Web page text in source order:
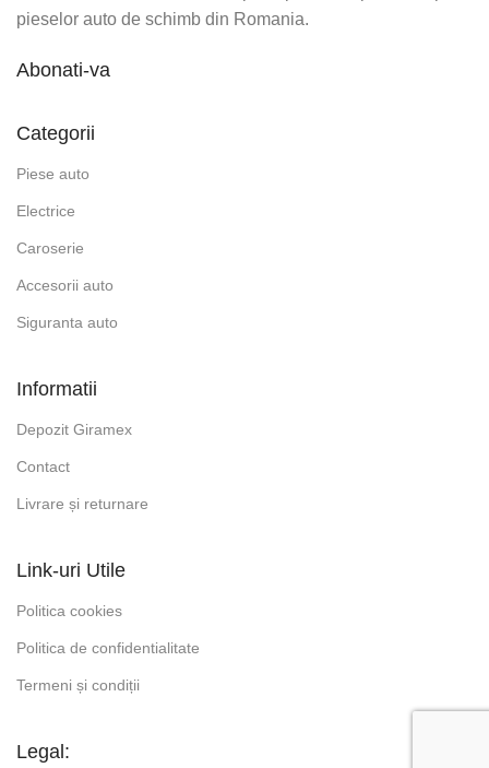
pieselor auto de schimb din Romania.
Abonati-va
Categorii
Piese auto
Electrice
Caroserie
Accesorii auto
Siguranta auto
Informatii
Depozit Giramex
Contact
Livrare și returnare
Link-uri Utile
Politica cookies
Politica de confidentialitate
Termeni și condiții
Legal: